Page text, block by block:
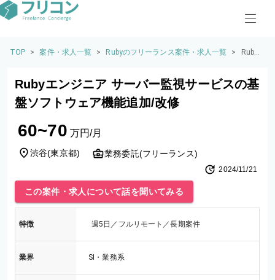
TOP > 案件・求人一覧 > Rubyのフリーランス案件・求人一覧 >
Ruby
ア サ
トウ
追加/
Rubyエンジニア サーバー監視サービスの基
盤ソフトウェア機能追加/改修
60~70 万円/月
渋谷(東京都) 業務委託(フリーランス)
2024/11/21
この案件・求人について話を聞いてみる
特徴 週5日／フルリモート／長期案件
業界 SI・業務系